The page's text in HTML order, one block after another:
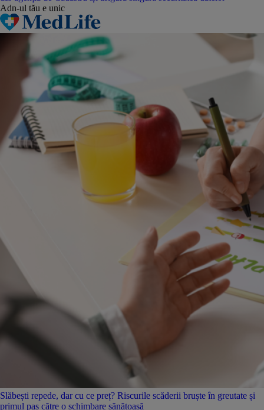
Adn-ul tău e unic
Slăbești repede, dar cu ce preț? Riscurile scăderii bruște în greutate și
primul pas către o schimbare sănătoasă